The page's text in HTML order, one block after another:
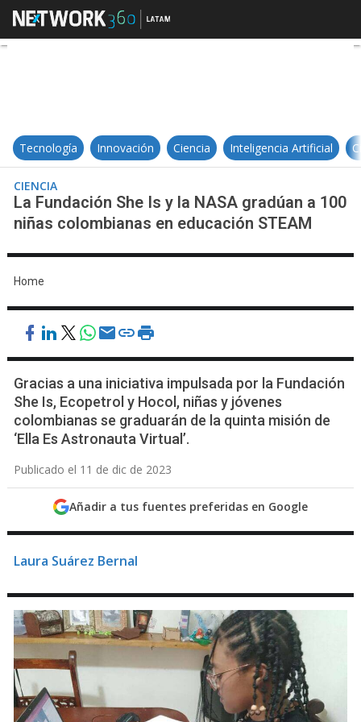
La Fundación She Is y la NASA
Tecnología Innovación Ciencia Inteligencia Artificial
CIENCIA
La Fundación She Is y la NASA gradúan a 100
niñas colombianas en educación STEAM
Home
Gracias a una iniciativa impulsada por la Fundación
She Is, Ecopetrol y Hocol, niñas y jóvenes
colombianas se graduarán de la quinta misión de
‘Ella Es Astronauta Virtual’.
Publicado el 11 de dic de 2023
Añadir a tus fuentes preferidas en Google
Laura Suárez Bernal